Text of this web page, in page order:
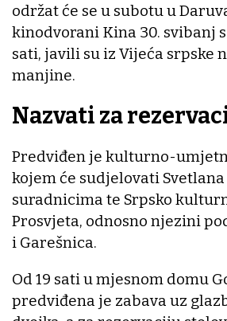
održat će se u subotu u
kinodvorani Kina 30. svibanj
sati, javili su iz Vijeća srpske
manjine.
Nazvati za
Predviđen je kulturno-
kojem će sudjelovati Svetlana
suradnicima te Srpsko
Prosvjeta, odnosno njezini
i Garešnica.
Od 19 sati u mjesnom domu
predviđena je zabava uz